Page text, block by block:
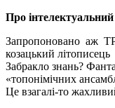
Про
Запропоновано аж
козацький
Забракло знань?
«топонімічних
Це взагалі-то